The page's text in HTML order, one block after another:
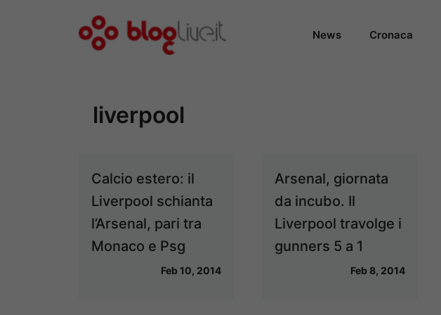
News Cronaca
liverpool
Calcio estero: il
Liverpool schianta
l’Arsenal, pari tra
Monaco e Psg
Feb 10, 2014
Arsenal, giornata
da incubo. Il
Liverpool travolge i
gunners 5 a 1
Feb 8, 2014